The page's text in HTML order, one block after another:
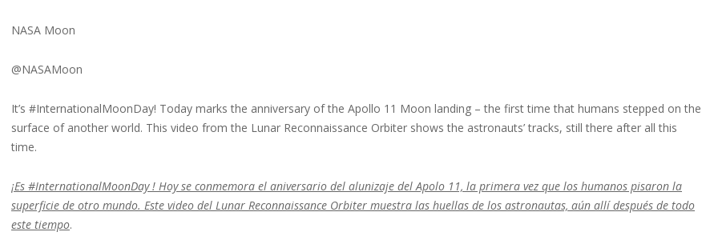
NASA Moon
@NASAMoon
It’s #InternationalMoonDay! Today marks the anniversary of the Apollo 11 Moon landing – the first time that humans stepped on the
surface of another world. This video from the Lunar Reconnaissance Orbiter shows the astronauts’ tracks, still there after all this
time.
¡Es #InternationalMoonDay ! Hoy se conmemora el aniversario del alunizaje del Apolo 11, la primera vez que los humanos pisaron la
superficie de otro mundo. Este video del Lunar Reconnaissance Orbiter muestra las huellas de los astronautas, aún allí después de todo
este tiempo.